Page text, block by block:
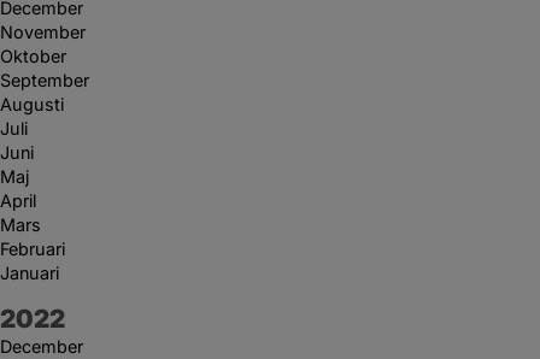
December
November
Oktober
September
Augusti
Juli
Juni
Maj
April
Mars
Februari
Januari
År:
2022
December